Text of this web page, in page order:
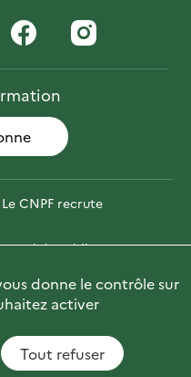
Le CNPF recrute
Marchés publics
🇬🇧 Briefly in English
Fils RSS
donne le contrôle sur
activer
Tout refuser